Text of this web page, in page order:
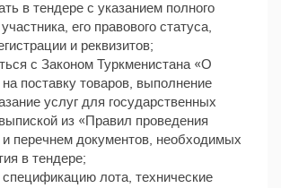
в тендере с указанием полного
его правового статуса,
и реквизитов;
с Законом Туркменистана «О
поставку товаров, выполнение
услуг для государственных
из «Правил проведения
и перечнем документов, необходимых
в тендере;
спецификацию лота, технические